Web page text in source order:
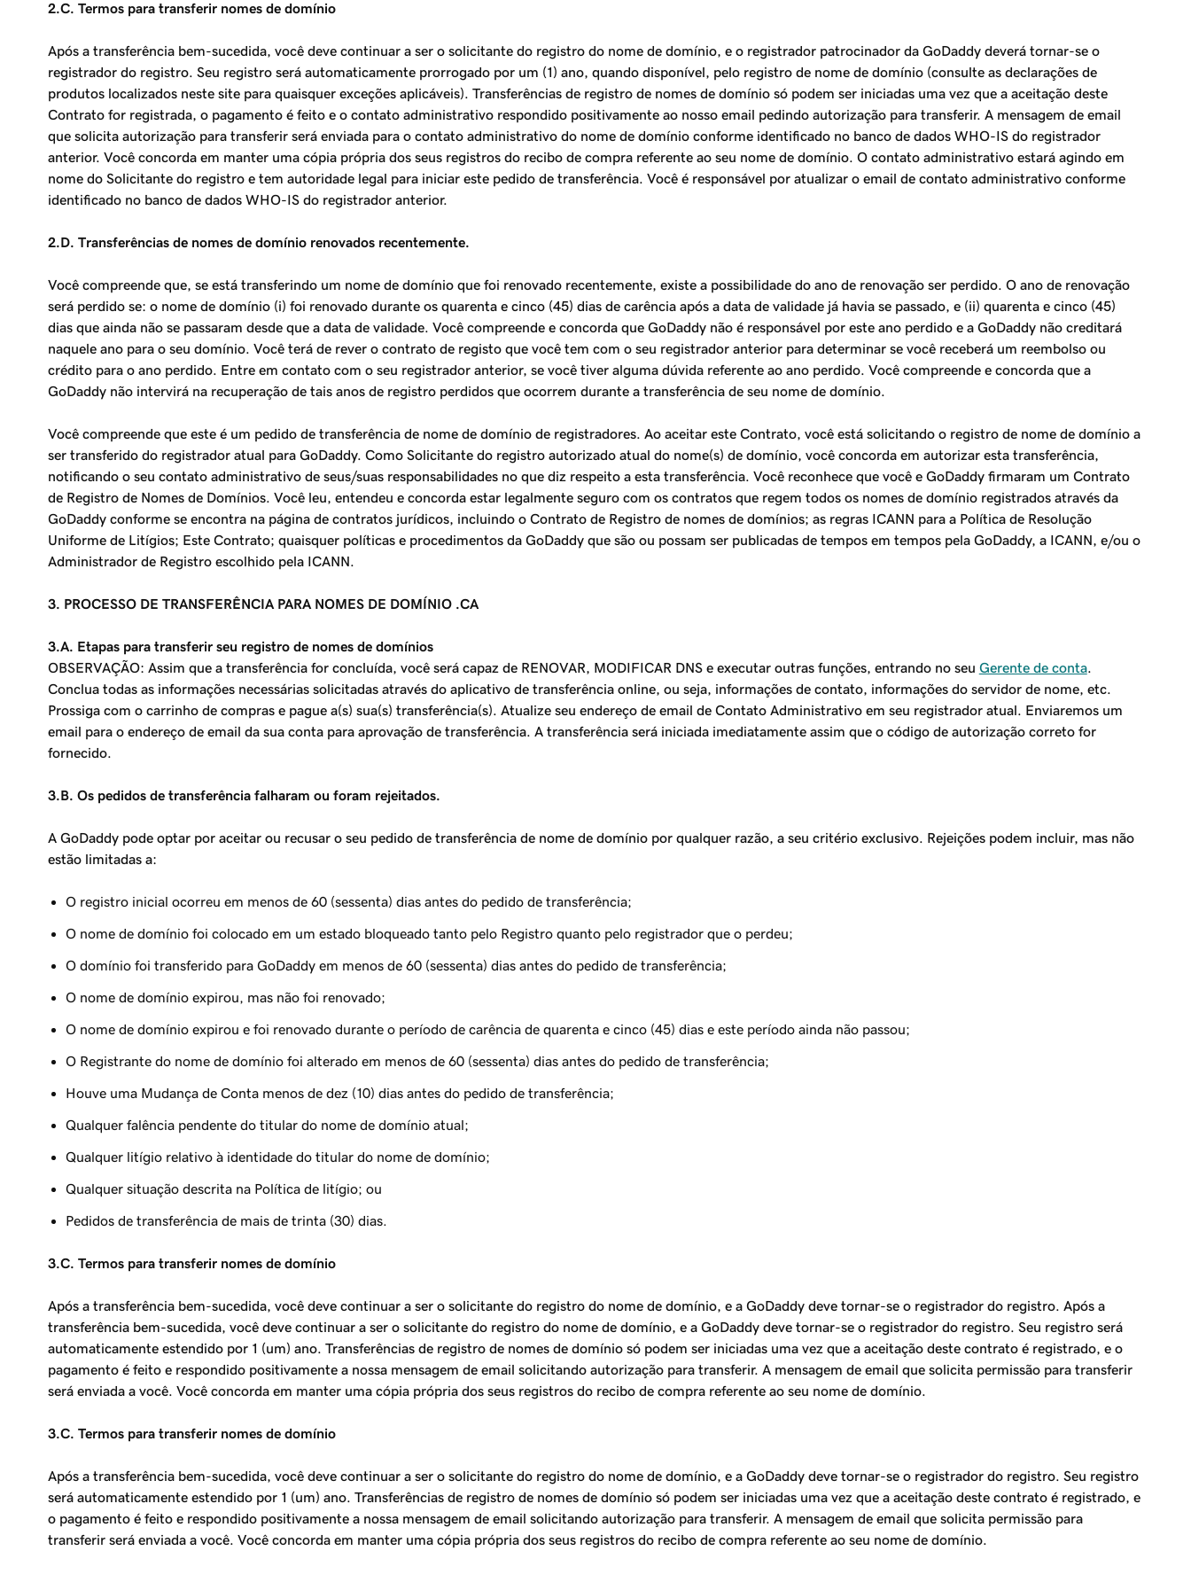
2.C. Termos para transferir nomes de domínio
Após a transferência bem-sucedida, você deve continuar a ser o solicitante do registro do nome de domínio, e o registrador patrocinador da GoDaddy deverá tornar-se o
registrador do registro. Seu registro será automaticamente prorrogado por um (1) ano, quando disponível, pelo registro de nome de domínio (consulte as declarações de
produtos localizados neste site para quaisquer exceções aplicáveis​​). Transferências de registro de nomes de domínio só podem ser iniciadas uma vez que a aceitação deste
Contrato for registrada, o pagamento é feito e o contato administrativo respondido positivamente ao nosso email pedindo autorização para transferir. A mensagem de email
que solicita autorização para transferir será enviada para o contato administrativo do nome de domínio conforme identificado no banco de dados WHO-IS do registrador
anterior. Você concorda em manter uma cópia própria dos seus registros do recibo de compra referente ao seu nome de domínio. O contato administrativo estará agindo em
nome do Solicitante do registro e tem autoridade legal para iniciar este pedido de transferência. Você é responsável por atualizar o email de contato administrativo conforme
identificado no banco de dados WHO-IS do registrador anterior.
2.D. Transferências de nomes de domínio renovados recentemente.
Você compreende que, se está transferindo um nome de domínio que foi renovado recentemente, existe a possibilidade do ano de renovação ser perdido. O ano de renovação
será perdido se: o nome de domínio (i) foi renovado durante os quarenta e cinco (45) dias de carência após a data de validade já havia se passado, e (ii) quarenta e cinco (45)
dias que ainda não se passaram desde que a data de validade. Você compreende e concorda que GoDaddy não é responsável por este ano perdido e a GoDaddy não creditará
naquele ano para o seu domínio. Você terá de rever o contrato de registo que você tem com o seu registrador anterior para determinar se você receberá um reembolso ou
crédito para o ano perdido. Entre em contato com o seu registrador anterior, se você tiver alguma dúvida referente ao ano perdido. Você compreende e concorda que a
GoDaddy não intervirá na recuperação de tais anos de registro perdidos que ocorrem durante a transferência de seu nome de domínio.
Você compreende que este é um pedido de transferência de nome de domínio de registradores. Ao aceitar este Contrato, você está solicitando o registro de nome de domínio a
ser transferido do registrador atual para GoDaddy. Como Solicitante do registro autorizado atual do nome(s) de domínio, você concorda em autorizar esta transferência,
notificando o seu contato administrativo de seus/suas responsabilidades no que diz respeito a esta transferência. Você reconhece que você e GoDaddy firmaram um Contrato
de Registro de Nomes de Domínios. Você leu, entendeu e concorda estar legalmente seguro com os contratos que regem todos os nomes de domínio registrados através da
GoDaddy conforme se encontra na página de contratos jurídicos, incluindo o Contrato de Registro de nomes de domínios; as regras ICANN para a Política de Resolução
Uniforme de Litígios; Este Contrato; quaisquer políticas e procedimentos da GoDaddy que são ou possam ser publicadas de tempos em tempos pela GoDaddy, a ICANN, e/ou o
Administrador de Registro escolhido pela ICANN.
3. PROCESSO DE TRANSFERÊNCIA PARA NOMES DE DOMÍNIO .CA
3.A. Etapas para transferir seu registro de nomes de domínios
OBSERVAÇÃO: Assim que a transferência for concluída, você será capaz de RENOVAR, MODIFICAR DNS e executar outras funções, entrando no seu Gerente de conta.
Conclua todas as informações necessárias solicitadas através do aplicativo de transferência online, ou seja, informações de contato, informações do servidor de nome, etc.
Prossiga com o carrinho de compras e pague a(s) sua(s) transferência(s). Atualize seu endereço de email de Contato Administrativo em seu registrador atual. Enviaremos um
email para o endereço de email da sua conta para aprovação de transferência. A transferência será iniciada imediatamente assim que o código de autorização correto for
fornecido.
3.B. Os pedidos de transferência falharam ou foram rejeitados.
A GoDaddy pode optar por aceitar ou recusar o seu pedido de transferência de nome de domínio por qualquer razão, a seu critério exclusivo. Rejeições podem incluir, mas não
estão limitadas a:
O registro inicial ocorreu em menos de 60 (sessenta) dias antes do pedido de transferência;
O nome de domínio foi colocado em um estado bloqueado tanto pelo Registro quanto pelo registrador que o perdeu;
O domínio foi transferido para GoDaddy em menos de 60 (sessenta) dias antes do pedido de transferência;
O nome de domínio expirou, mas não foi renovado;
O nome de domínio expirou e foi renovado durante o período de carência de quarenta e cinco (45) dias e este período ainda não passou;
O Registrante do nome de domínio foi alterado em menos de 60 (sessenta) dias antes do pedido de transferência;
Houve uma Mudança de Conta menos de dez (10) dias antes do pedido de transferência;
Qualquer falência pendente do titular do nome de domínio atual;
Qualquer litígio relativo à identidade do titular do nome de domínio;
Qualquer situação descrita na Política de litígio; ou
Pedidos de transferência de mais de trinta (30) dias.
3.C. Termos para transferir nomes de domínio
Após a transferência bem-sucedida, você deve continuar a ser o solicitante do registro do nome de domínio, e a GoDaddy deve tornar-se o registrador do registro. Após a
transferência bem-sucedida, você deve continuar a ser o solicitante do registro do nome de domínio, e a GoDaddy deve tornar-se o registrador do registro. Seu registro será
automaticamente estendido por 1 (um) ano. Transferências de registro de nomes de domínio só podem ser iniciadas uma vez que a aceitação deste contrato é registrado, e o
pagamento é feito e respondido positivamente a nossa mensagem de email solicitando autorização para transferir. A mensagem de email que solicita permissão para transferir
será enviada a você. Você concorda em manter uma cópia própria dos seus registros do recibo de compra referente ao seu nome de domínio.
3.C. Termos para transferir nomes de domínio
Após a transferência bem-sucedida, você deve continuar a ser o solicitante do registro do nome de domínio, e a GoDaddy deve tornar-se o registrador do registro. Seu registro
será automaticamente estendido por 1 (um) ano. Transferências de registro de nomes de domínio só podem ser iniciadas uma vez que a aceitação deste contrato é registrado, e
o pagamento é feito e respondido positivamente a nossa mensagem de email solicitando autorização para transferir. A mensagem de email que solicita permissão para
transferir será enviada a você. Você concorda em manter uma cópia própria dos seus registros do recibo de compra referente ao seu nome de domínio.